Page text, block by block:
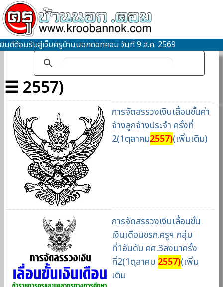
ยินดีต้อนรับสู่เว็บครูบ้านนอกดอทคอม วันที่ 9 ส.ค. 2569
☰ 2557)
การจัดสรรวงเงินเลื่อนขั้นค่า
จ้างลูกจ้างประจำ ครั้งที่
2(1ตุลาคม2557)(เพิ่มเติม)
การจัดสรรวงเงินเลื่อนขั้น
เงินเดือนขรก.ครูฯ กลุ่ม
ที่1อันดับ คศ.3ลงมาครั้ง
ที่2(1ตุลาคม 2557)(เพิ่ม
เติม